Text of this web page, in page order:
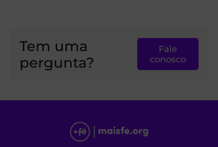
Tem uma
pergunta?
Fale
conosco